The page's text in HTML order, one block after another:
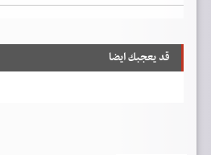
قد يعجبك ايضا